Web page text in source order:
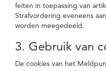
feiten in toepassing van
Strafvordering eveneens
worden meegedeeld.
3. Gebruik van
De cookies van het